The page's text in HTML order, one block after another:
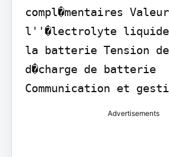
compl�mentaires
l''�lectrolyte liquide
la batterie Tension
d�charge de batterie
Communication et
Advertisements